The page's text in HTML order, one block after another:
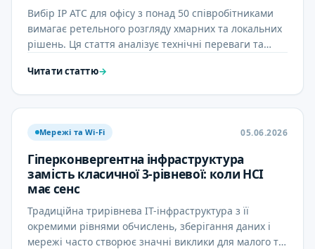
Вибір IP АТС для офісу з понад 50 співробітниками
вимагає ретельного розгляду хмарних та локальних
рішень. Ця стаття аналізує технічні переваги та
Читати статтю→
05.06.2026
Мережі та Wi‑Fi
Гіперконвергентна інфраструктура
замість класичної 3-рівневої: коли HCI
має сенс
Традиційна трирівнева ІТ-інфраструктура з її
окремими рівнями обчислень, зберігання даних і
мережі часто створює значні виклики для малого та